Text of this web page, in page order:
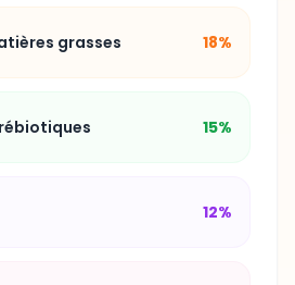
grasses 18%
15%
12%